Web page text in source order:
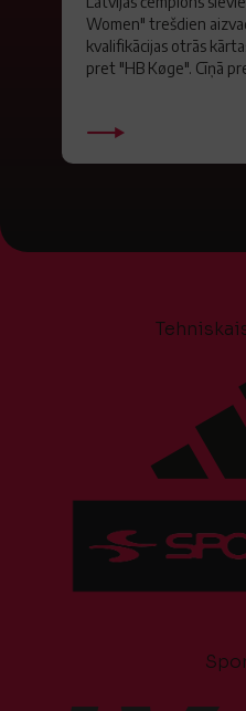
Women" trešdien
kvalifikācijas otrās
pret "HB Køge". Cīņā